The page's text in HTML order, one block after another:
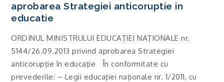
aprobarea Strategiei anticoruptie in
educatie
ORDINUL MINISTRULUI EDUCAŢIEI NAŢIONALE nr.
5144/26.09.2013 privind aprobarea Strategiei
anticorupţie în educaţie În conformitate cu
prevederile: – Legii educaţiei naţionale nr. 1/2011, cu